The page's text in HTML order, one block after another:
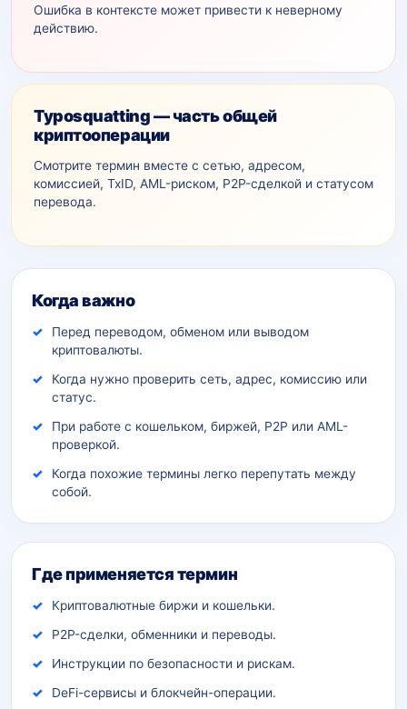
Ошибка в контексте может привести к неверному
действию.
Typosquatting — часть общей
криптооперации
Смотрите термин вместе с сетью, адресом,
комиссией, TxID, AML-рискoм, P2P-сделкой и статусом
перевода.
Дополнительный контекст
Когда важно
Перед переводом, обменом или выводом
криптовалюты.
Когда нужно проверить сеть, адрес, комиссию или
статус.
При работе с кошельком, биржей, P2P или AML-
проверкой.
Когда похожие термины легко перепутать между
собой.
Где применяется термин
Криптовалютные биржи и кошельки.
P2P-сделки, обменники и переводы.
Инструкции по безопасности и рискам.
DeFi-сервисы и блокчейн-операции.